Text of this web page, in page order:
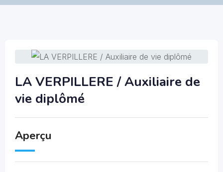
LA VERPILLERE / Auxiliaire de
vie diplômé
Aperçu